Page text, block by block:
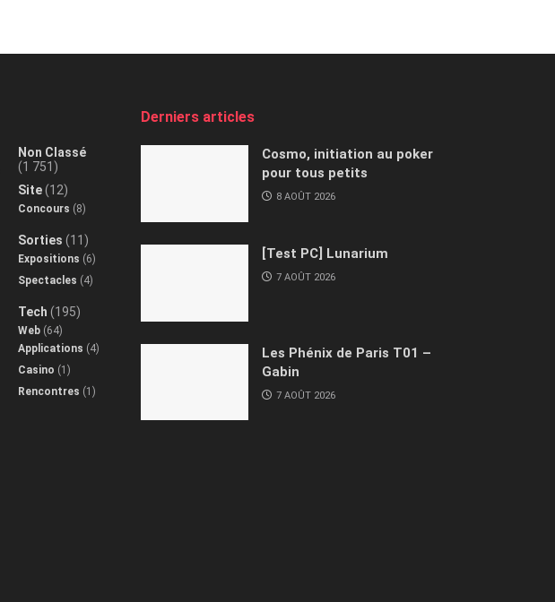
Non Classé
(1 751)
Site(12)
Concours (8)
Sorties (11)
Expositions (6)
Spectacles (4)
Tech (195)
Web (64)
Applications (4)
Casino (1)
Rencontres (1)
Derniers articles
Cosmo, initiation au poker
pour tous petits
8 AOÛT 2026
[Test PC] Lunarium
7 AOÛT 2026
Les Phénix de Paris T01 –
Gabin
7 AOÛT 2026